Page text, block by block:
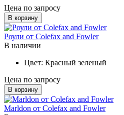
Цена по запросу
В корзину
Роули от Colefax and Fowler
В наличии
Цвет: Красный зеленый
Цена по запросу
В корзину
Marldon от Colefax and Fowler